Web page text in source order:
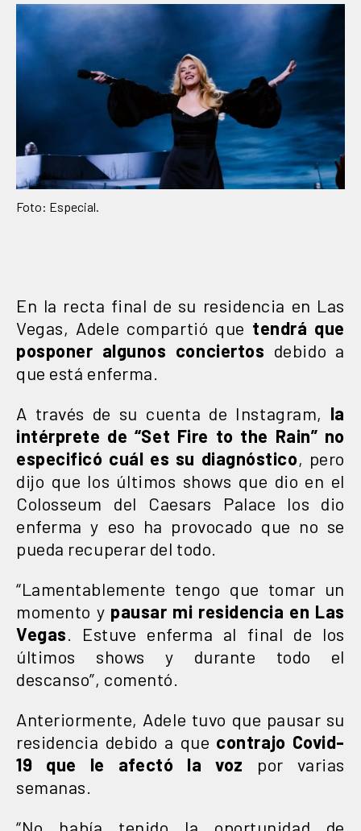
Foto: Especial.
En la recta final de su residencia en Las
Vegas, Adele compartió que tendrá que
posponer algunos conciertos debido a
que está enferma.
A través de su cuenta de Instagram, la
intérprete de “Set Fire to the Rain” no
especificó cuál es su diagnóstico, pero
dijo que los últimos shows que dio en el
Colosseum del Caesars Palace los dio
enferma y eso ha provocado que no se
pueda recuperar del todo.
“Lamentablemente tengo que tomar un
momento y pausar mi residencia en Las
Vegas . Estuve enferma al final de los
últimos shows y durante todo el
descanso”, comentó.
Anteriormente, Adele tuvo que pausar su
residencia debido a que contrajo Covid-
19 que le afectó la voz por varias
semanas.
“No había tenido la oportunidad de